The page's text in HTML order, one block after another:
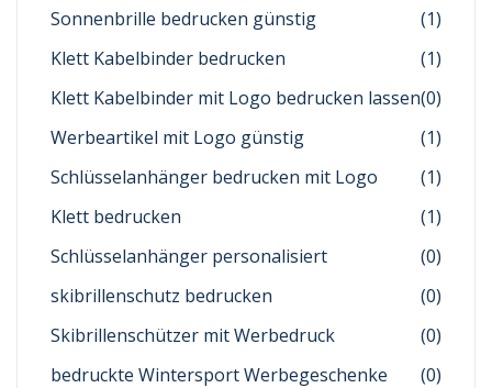
Sonnenbrille bedrucken günstig
(1)
Klett Kabelbinder bedrucken
(1)
Klett Kabelbinder mit Logo bedrucken lassen(0)
Werbeartikel mit Logo günstig
(1)
Schlüsselanhänger bedrucken mit Logo
(1)
Klett bedrucken
(1)
Schlüsselanhänger personalisiert
(0)
skibrillenschutz bedrucken
(0)
Skibrillenschützer mit Werbedruck
(0)
bedruckte Wintersport Werbegeschenke
(0)